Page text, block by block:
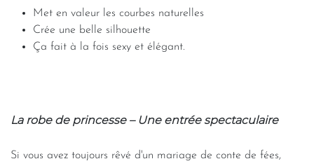
Met en valeur les courbes naturelles
Crée une belle silhouette
Ça fait à la fois sexy et élégant.
La robe de princesse – Une entrée spectaculaire
Si vous avez toujours rêvé d'un mariage de conte de fées,